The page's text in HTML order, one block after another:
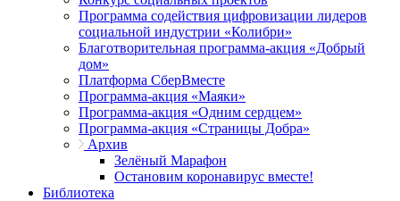
Программа содействия цифровизации лидеров
социальной индустрии «Колибри»
Благотворительная программа-акция «Добрый
дом»
Платформа СберВместе
Программа-акция «Маяки»
Программа-акция «Одним сердцем»
Программа-акция «Страницы Добра»
Архив
Зелёный Марафон
Остановим коронавирус вместе!
Библиотека